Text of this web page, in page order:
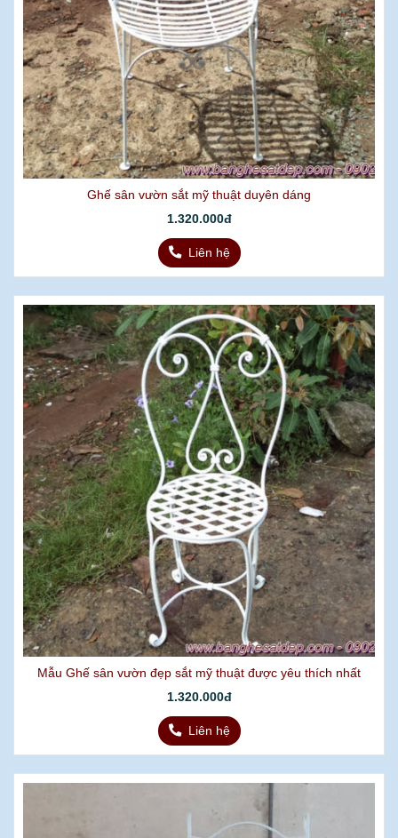
Ghế sân vườn sắt mỹ thuật duyên dáng
1.320.000đ
Liên hệ
Mẫu Ghế sân vườn đẹp sắt mỹ thuật được yêu thích nhất
1.320.000đ
Liên hệ